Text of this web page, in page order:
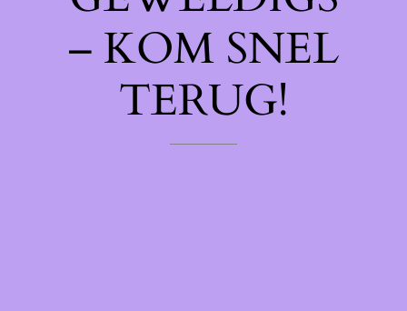
– KOM SNEL
TERUG!